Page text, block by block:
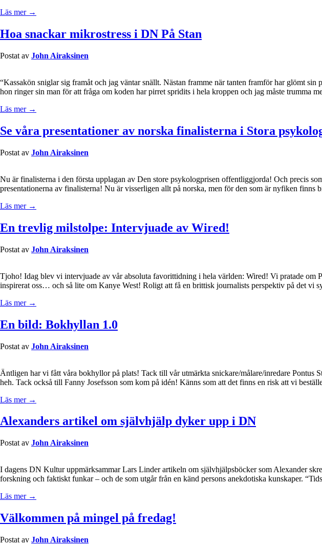
Läs mer →
Hoa snackar mikrostress i DN På Stan
Postat av John Airaksinen
“Kassakön sniglar sig framåt och jag väntar snällt. Nästan framme när tanten framför har glömt
hon ringer sin man för att fråga om koden har pirret spridits i hela kroppen och jag måste trumma
Läs mer →
Se våra presentationer av norska finalisterna i Stora
Postat av John Airaksinen
Nu är finalisterna i den första upplagan av Den store psykologprisen offentliggjorda! Och precis
presentationerna av finalisterna! Nu är visserligen allt på norska, men för den som är nyfiken
Läs mer →
En trevlig milstolpe: Intervjuade av Wired!
Postat av John Airaksinen
Tjoho! Idag blev vi intervjuade av vår absoluta favorittidning i hela världen: Wired! Vi pratade om
inspirerat oss… och så lite om Kanye West! Roligt att få en brittisk journalists perspektiv på det vi
Läs mer →
En bild: Bokhyllan 1.0
Postat av John Airaksinen
Äntligen har vi fått våra bokhyllor på plats! Tack till vår utmärkta snickare/målare/inredare
heh. Tack också till Fanny Josefsson som kom på idén! Känns som att det finns en risk att vi
Läs mer →
Alexanders artikel om självhjälp dyker upp i DN
Postat av John Airaksinen
I dagens DN Kultur uppmärksammar Lars Linder artikeln om självhjälpsböcker som Alexander
forskning och faktiskt funkar – och de som utgår från en känd persons anekdotiska kunskaper.
Läs mer →
Välkommen på mingel på fredag!
Postat av John Airaksinen